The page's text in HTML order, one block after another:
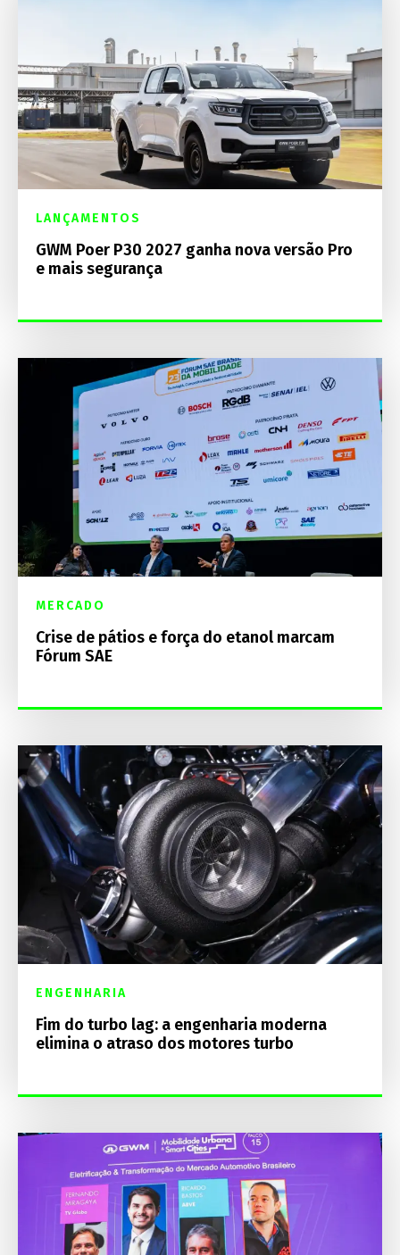
LANÇAMENTOS
GWM Poer P30 2027 ganha nova versão Pro
e mais segurança
MERCADO
Crise de pátios e força do etanol marcam
Fórum SAE
ENGENHARIA
Fim do turbo lag: a engenharia moderna
elimina o atraso dos motores turbo